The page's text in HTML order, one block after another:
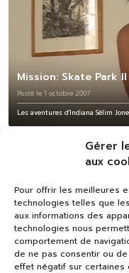
Gérer
aux
Pour offrir les meilleures
technologies telles que
aux informations des
technologies nous
comportement de
de ne pas consentir ou
effet négatif sur certaines
Mission: Skate Park II
Posté le 1 octobre 2007
Les aventures d'Indiana Sélim